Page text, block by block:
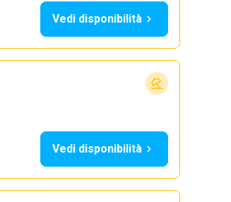
Vedi disponibilità
Vedi disponibilità